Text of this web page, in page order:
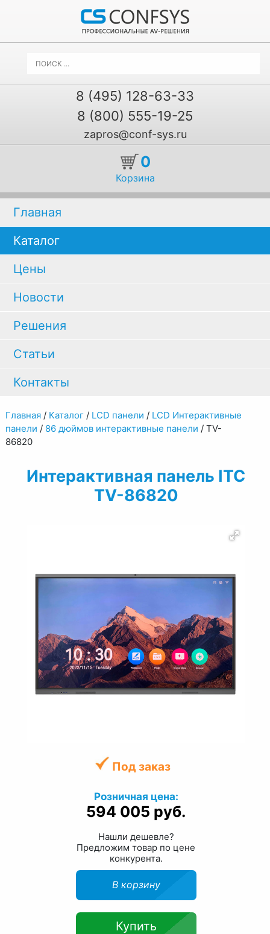
8 (495) 128-63-33
8 (800) 555-19-25
zapros@conf-sys.ru
0
Корзина
Главная
Каталог
Цены
Новости
Решения
Статьи
Контакты
Главная/ Каталог/ LCD панели / LCD Интерактивные
панели / 86 дюймов интерактивные панели / TV-
86820
Интерактивная панель ITC
TV-86820
Под заказ
Розничная цена:
594 005 руб.
Нашли дешевле?
Предложим товар по цене
конкурента.
В корзину
Купить